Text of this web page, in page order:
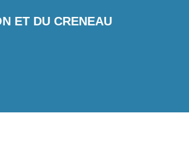
ET DU CRENEAU